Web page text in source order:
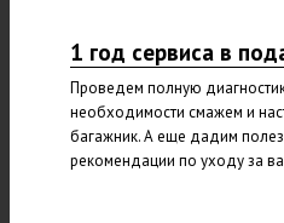
1 год сервиса в
Проведем полную
необходимости смажем и
багажник. А еще дадим
рекомендации по уходу за